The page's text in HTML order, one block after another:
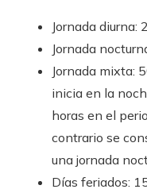
Jornada diurna:
Jornada
Jornada mixta:
inicia en la
horas en el
contrario se
una jornada
Días feriados: